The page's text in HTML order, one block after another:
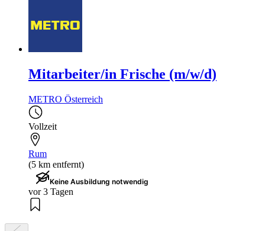
Mitarbeiter/in Frische (m/w/d)
METRO Österreich
Vollzeit
Rum
(5 km entfernt)
Keine Ausbildung notwendig
vor 3 Tagen